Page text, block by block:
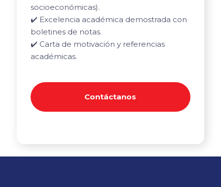
socioeconómicas).
✔️ Excelencia académica demostrada con
boletines de notas.
✔️ Carta de motivación y referencias
académicas.
Contáctanos